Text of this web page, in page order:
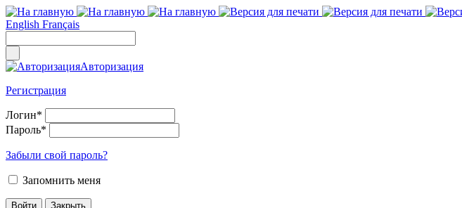
English Français
Авторизация
Регистрация
Логин*
Пароль*
Забыли свой пароль?
Запомнить меня